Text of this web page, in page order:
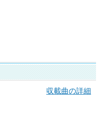
収載曲の詳細